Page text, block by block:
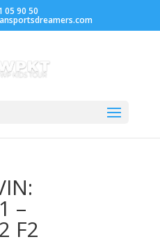
05 90 50
–
F2